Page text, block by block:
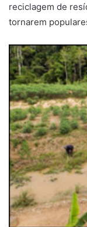
reciclagem de
tornarem